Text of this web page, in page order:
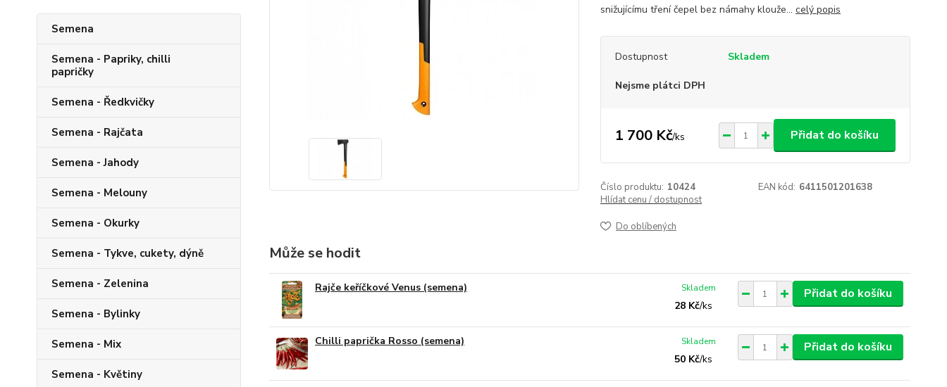
Semena
Semena - Papriky, chilli
papričky
Semena - Ředkvičky
Semena - Rajčata
Semena - Jahody
Semena - Melouny
Semena - Okurky
Semena - Tykve, cukety, dýně
Semena - Zelenina
Semena - Bylinky
Semena - Mix
Semena - Květiny
snižujícímu tření čepel bez námahy klouže... celý popis
Dostupnost Skladem
Nejsme plátci DPH
1 700 Kč/ks Přidat do košíku
Číslo produktu: 10424 EAN kód: 6411501201638
Hlídat cenu / dostupnost
Do oblíbených
Může se hodit
Rajče keříčkové Venus (semena)
28 Kč/ks
Skladem Přidat do košíku
Chilli paprička Rosso (semena)
50 Kč/ks
Skladem Přidat do košíku